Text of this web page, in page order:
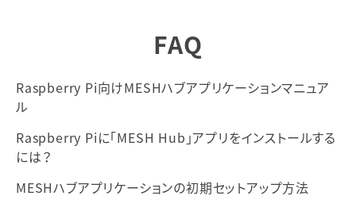
FAQ
Raspberry Pi向けMESHハブアプリケーションマニュア
ル
Raspberry Piに「MESH Hub」アプリをインストールする
には？
MESHハブアプリケーションの初期セットアップ方法